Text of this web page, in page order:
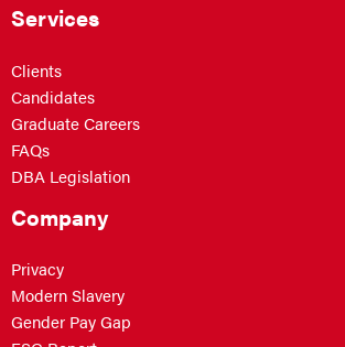
Services
Clients
Candidates
Graduate Careers
FAQs
DBA Legislation
Company
Privacy
Modern Slavery
Gender Pay Gap